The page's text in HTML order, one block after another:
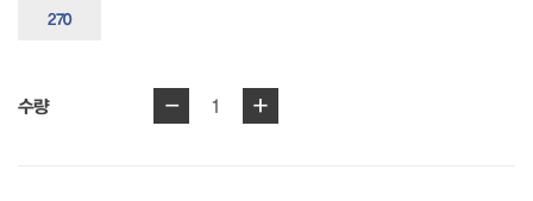
270
수량 - 1 +